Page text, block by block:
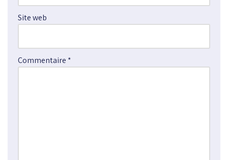
Site web
Commentaire *
e
: